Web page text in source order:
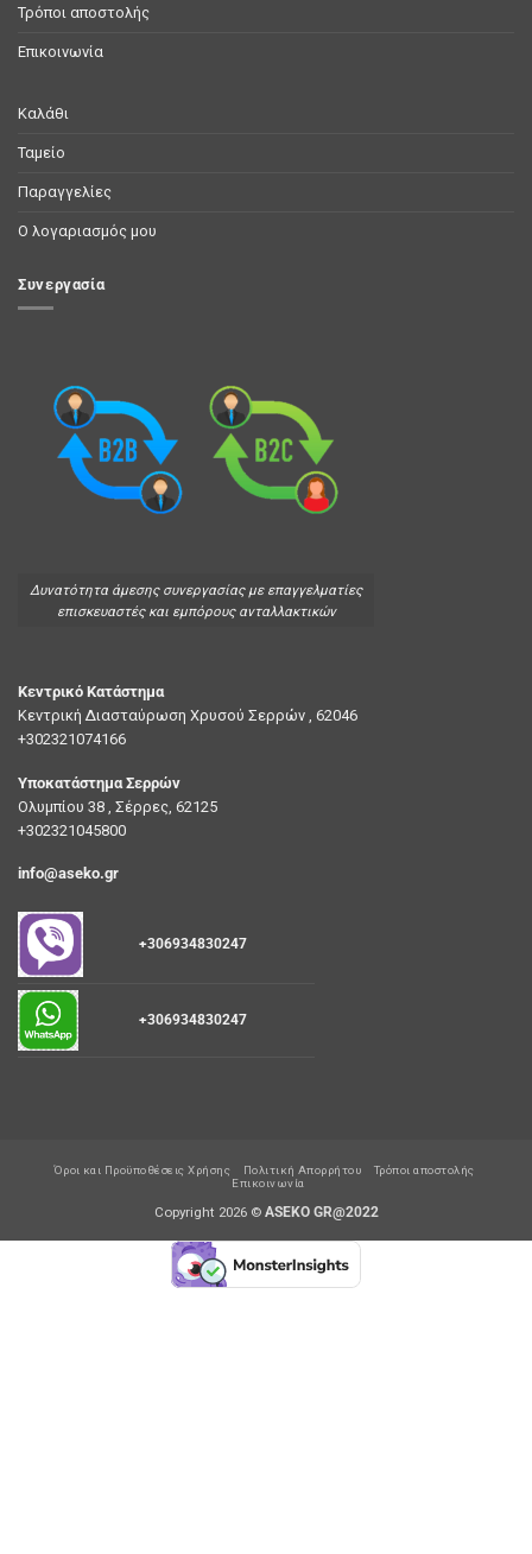
Τρόποι αποστολής
Επικοινωνία
Καλάθι
Ταμείο
Παραγγελίες
Ο λογαριασμός μου
Συνεργασία
Δυνατότητα άμεσης συνεργασίας με επαγγελματίες
επισκευαστές και εμπόρους ανταλλακτικών
Κεντρικό Κατάστημα
Κεντρική Διασταύρωση Χρυσού Σερρών , 62046
+302321074166
Υποκατάστημα Σερρών
Ολυμπίου 38 , Σέρρες, 62125
+302321045800
info@aseko.gr
+306934830247
+306934830247
Όροι και Προϋποθέσεις Χρήσης Πολιτική Απορρήτου
Τρόποι αποστολής
Επικοινωνία
Copyright 2026 © ASEKO GR@2022